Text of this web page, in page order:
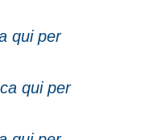
qui per
qui per